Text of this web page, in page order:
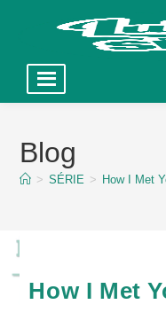
contentBlog
> SÉRIE > How I Met
How I Met